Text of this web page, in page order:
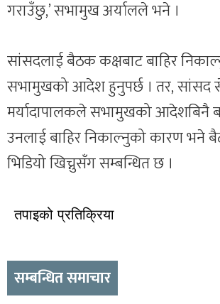
गराउँछु,’ सभामुख अर्यालले भने ।
सांसदलाई बैठक कक्षबाट बाहिर
सभामुखको आदेश हुनुपर्छ । तर, सांसद
मर्यादापालकले सभामुखको आदेशबिनै
उनलाई बाहिर निकाल्नुको कारण भने
भिडियो खिच्नुसँग सम्बन्धित छ ।
तपाइको प्रतिक्रिया
सम्बन्धित समाचार